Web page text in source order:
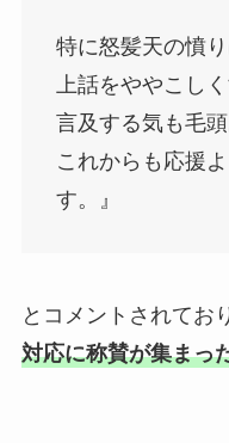
特に怒髪天の憤
上話をややこし
言及する気も毛頭
これからも応援
す。』
とコメントされてお
対応に称賛が集まっ